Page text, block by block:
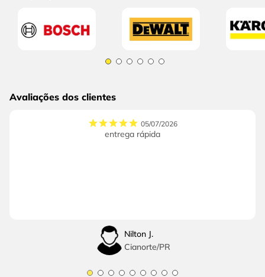
Avaliações dos clientes
05/07/2026
entrega rápida
Nilton J.
Cianorte/PR